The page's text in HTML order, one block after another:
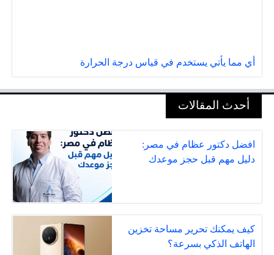
أي مما يأتي يستخدم في قياس درجة الحرارة
أحدث المقالات
افضل دكتور عظام في مصر:
دليل مهم قبل حجز موعدك
كيف يمكنك تحرير مساحة تخزين
الهاتف الذكي بسرعة؟